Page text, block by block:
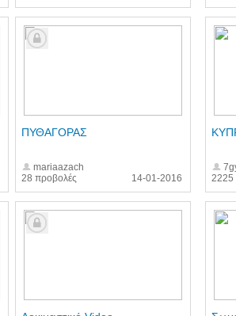
28 προβολές
ΠΥΘΑΓΟΡΑΣ
mariaazach
14-01-2016
2225